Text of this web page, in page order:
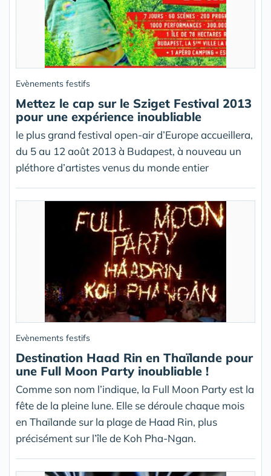
Evènements festifs
Mettez le cap sur le Sziget Festival 2013
pour une expérience inoubliable
le plus grand festival open-air d’Europe accueillera,
du 5 au 12 août 2013 à Budapest, à nouveau un
pléthore d’artistes venus du monde entier
Evènements festifs
Destination Haad Rin en Thaïlande pour
une Full Moon Party inoubliable !
Comme son nom l’indique, la Full Moon Party est la
fête de la pleine lune. Elle se déroule chaque mois
en Thaïlande sur la plage de Haad Rin, plus
précisément sur l’île de Koh Pha-Ngan.